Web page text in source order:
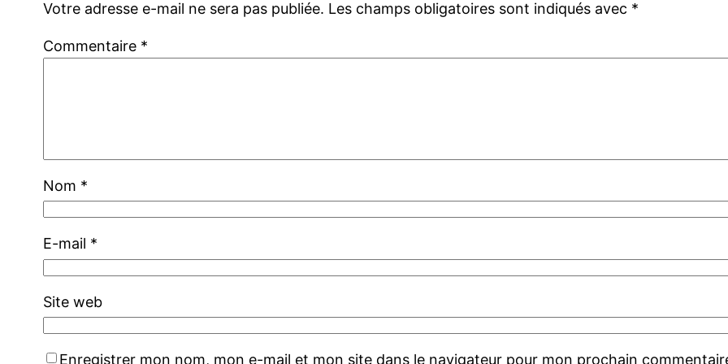
Votre adresse e-mail ne sera pas publiée. Les champs obligatoires sont indiqués avec *
Commentaire *
Nom *
E-mail *
Site web
Enregistrer mon nom, mon e-mail et mon site dans le navigateur pour mon prochain